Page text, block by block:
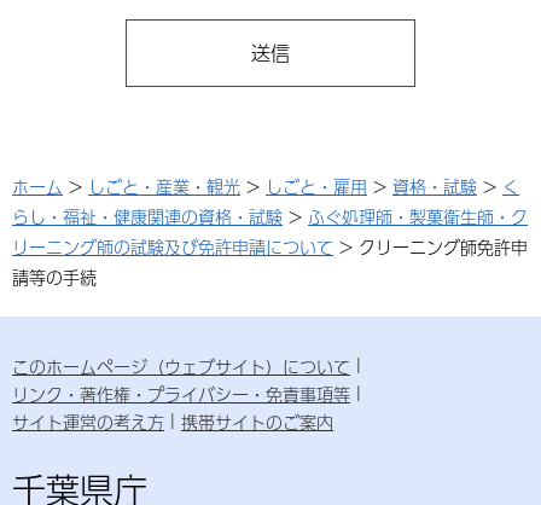
ホーム > しごと・産業・観光 > しごと・雇用 > 資格・試験 > く
らし・福祉・健康関連の資格・試験 > ふぐ処理師・製菓衛生師・ク
リーニング師の試験及び免許申請について > クリーニング師免許申
請等の手続
このホームページ（ウェブサイト）について
リンク・著作権・プライバシー・免責事項等
サイト運営の考え方
携帯サイトのご案内
千葉県庁